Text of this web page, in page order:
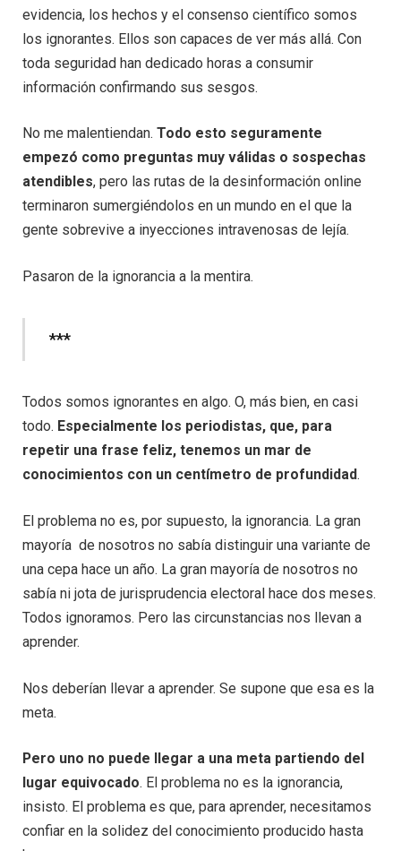
evidencia, los hechos y el consenso científico somos
los ignorantes. Ellos son capaces de ver más allá. Con
toda seguridad han dedicado horas a consumir
información confirmando sus sesgos.
No me malentiendan. Todo esto seguramente
empezó como preguntas muy válidas o sospechas
atendibles, pero las rutas de la desinformación online
terminaron sumergiéndolos en un mundo en el que la
gente sobrevive a inyecciones intravenosas de lejía.
Pasaron de la ignorancia a la mentira.
***
Todos somos ignorantes en algo. O, más bien, en casi
todo. Especialmente los periodistas, que, para
repetir una frase feliz, tenemos un mar de
conocimientos con un centímetro de profundidad.
El problema no es, por supuesto, la ignorancia. La gran
mayoría de nosotros no sabía distinguir una variante de
una cepa hace un año. La gran mayoría de nosotros no
sabía ni jota de jurisprudencia electoral hace dos meses.
Todos ignoramos. Pero las circunstancias nos llevan a
aprender.
Nos deberían llevar a aprender. Se supone que esa es la
meta.
Pero uno no puede llegar a una meta partiendo del
lugar equivocado. El problema no es la ignorancia,
insisto. El problema es que, para aprender, necesitamos
confiar en la solidez del conocimiento producido hasta